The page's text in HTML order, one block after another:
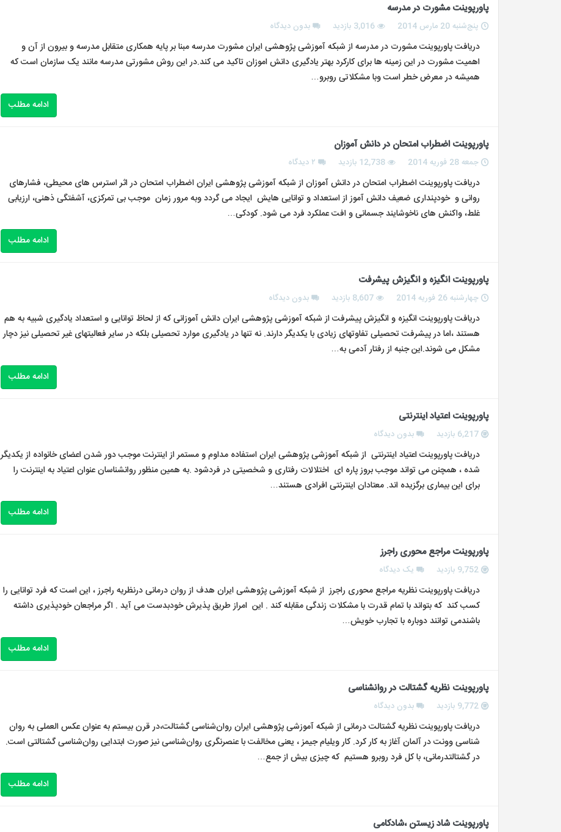
پاورپوینت مشورت در مدرسه
پنج‌شنبه 20 مارس 2014 3,016 بازدید بدون دیدگاه
دریافت پاورپوینت مشورت در مدرسه از شبکه آموزشی پژوهشی ایران مشورت مدرسه مبنا بر پایه همکاری متقابل مدرسه و بیرون از آن و
اهمیت مشورت در این زمینه ها برای کارکرد بهتر یادگیری دانش اموزان تاکید می کند.در این روش مشورتی مدرسه مانند یک سازمان است که
همیشه در معرض خطر است وبا مشکلاتی روبرو…
ادامه مطلب
پاورپوینت اضطراب امتحان در دانش آموزان
جمعه 28 فوریه 2014 12,738 بازدید ۲ دیدگاه
دریافت پاورپوینت اضطراب امتحان در دانش آموزان از شبکه آموزشی پژوهشی ایران اضطراب امتحان در اثر استرس های محیطی، فشارهای
روانی و خودپنداری ضعیف دانش آموز از استعداد و توانایی هایش ایجاد می گردد وبه مرور زمان موجب بی تمرکزی، آشفتگی ذهنی، ارزیابی
غلط، واکنش های ناخوشایند جسمانی و افت عملکرد فرد می شود. کودکی…
ادامه مطلب
پاورپوینت انگیزه و انگیزش پیشرفت
چهارشنبه 26 فوریه 2014 8,607 بازدید بدون دیدگاه
دریافت پاورپوینت انگیزه و انگیزش پیشرفت از شبکه آموزشی پژوهشی ایران دانش آموزانی که از لحاظ توانایی و استعداد یادگیری شبیه به هم
هستند ،اما در پیشرفت تحصیلی تفاوتهای زیادی با یکدیگر دارند. نه تنها در یادگیری موارد تحصیلی بلکه در سایر فعالیتهای غیر تحصیلی نیز دچار
مشکل می شوند.این جنبه از رفتار آدمی به…
ادامه مطلب
پاورپوینت اعتیاد اینترنتی
6,217 بازدید بدون دیدگاه
دریافت پاورپوینت اعتیاد اینترنتی از شبکه آموزشی پژوهشی ایران استفاده مداوم و مستمر از اینترنت موجب دور شدن اعضای خانواده از یکدیگر
شده ، همچنن می تواند موجب بروز پاره ای اختلالات رفتاری و شخصیتی در فردشود .به همین منظور روانشناسان عنوان اعتیاد به اینترنت را
برای این بیماری برگزیده اند. معتادان اینترنتی افرادی هستند…
ادامه مطلب
پاورپوینت مراجع محوری راجرز
9,752 بازدید یک دیدگاه
دریافت پاورپوینت نظریه مراجع محوری راجرز از شبکه آموزشی پژوهشی ایران هدف از روان درمانی درنظریه راجرز ، این است که فرد توانایی را
کسب کند که بتواند با تمام قدرت با مشکلات زندگی مقابله کند . این امراز طریق پذیرش خودبدست می آید . اگر مراجعان خودپذیری داشته
باشندمی توانند دوباره با تجارب خویش…
ادامه مطلب
پاورپوینت نظریه گشتالت در روانشناسی
9,772 بازدید بدون دیدگاه
دریافت پاورپوینت نظریه گشتالت درمانی از شبکه آموزشی پژوهشی ایران روان‌شناسی گشتالت،در قرن بیستم به عنوان عکس العملی به روان
شناسی وونت در آلمان آغاز به کار کرد. کار ویلیام جیمز ، یعنی مخالفت با عنصرنگری روان‌شناسی نیز صورت ابتدایی روان‌شناسی گشتالتی است.
در گشتالت­درمانی، با کل فرد روبرو هستیم که چیزی بیش از جمع…
ادامه مطلب
پاورپوینت شاد زیستن ،شادکامی